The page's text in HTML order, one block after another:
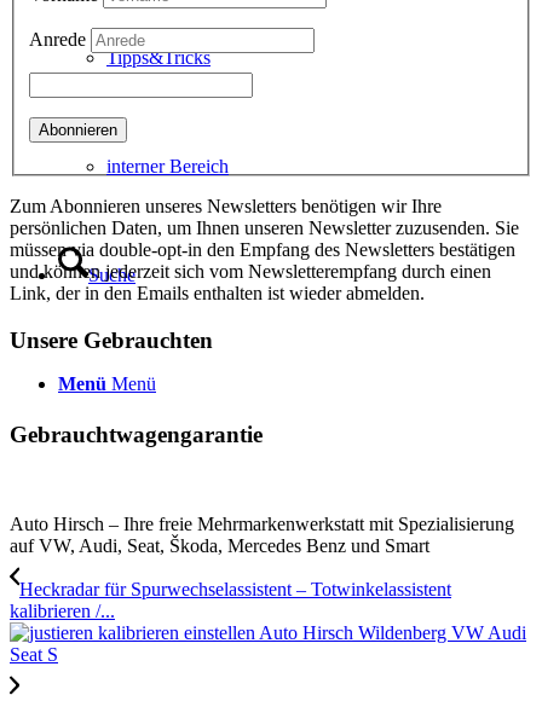
Tipps&Tricks
interner Bereich
Suche
Menü Menü
Anrede
Zum Abonnieren unseres Newsletters benötigen wir Ihre
persönlichen Daten, um Ihnen unseren Newsletter zuzusenden. Sie
müssen via double-opt-in den Empfang des Newsletters bestätigen
und können jederzeit sich vom Newsletterempfang durch einen
Link, der in den Emails enthalten ist wieder abmelden.
Unsere Gebrauchten
Gebrauchtwagengarantie
Auto Hirsch – Ihre freie Mehrmarkenwerkstatt mit Spezialisierung
auf VW, Audi, Seat, Škoda, Mercedes Benz und Smart
Heckradar für Spurwechselassistent – Totwinkelassistent
kalibrieren /...